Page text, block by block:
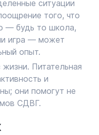
ситуации
того, что
— будь то школа,
игра — может
опыт.
Питательная
и
они помогут не
СДВГ.